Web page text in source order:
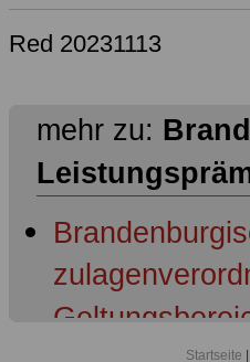
Red 20231113
mehr zu:
Startseite